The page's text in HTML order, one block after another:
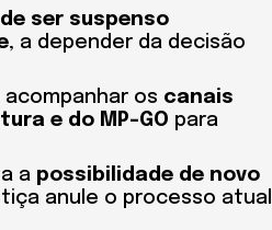
ser suspenso
, a depender da decisão
acompanhar os canais
e do MP-GO para
a possibilidade de novo
anule o processo atual